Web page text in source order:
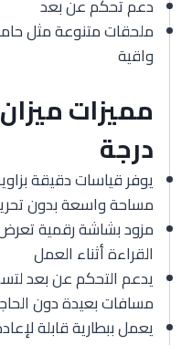
دعم تحكم عن بعد
ملحقات متنوعة مثل
واقية
درجة
يوفر قياسات دقيقة
مساحة واسعة بدون
مزود بشاشة رقمية
القراءة أثناء العمل
يدعم التحكم عن بعد
مسافات بعيدة دون
يعمل ببطارية قابلة